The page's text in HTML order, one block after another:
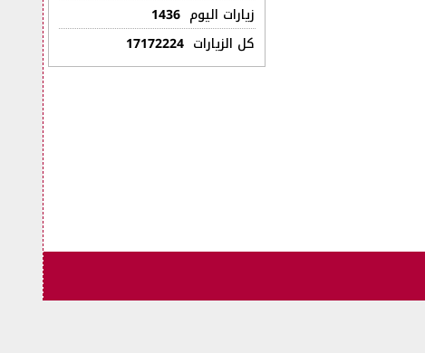
زيارات اليوم1436
كل الزيارات17172224